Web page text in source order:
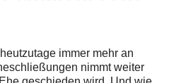
immer mehr an
nimmt weiter